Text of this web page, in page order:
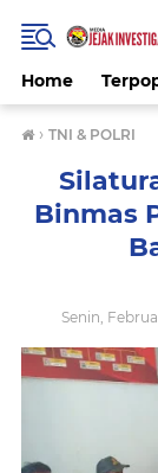
Home
› TNI & POLRI
Binmas
Senin,